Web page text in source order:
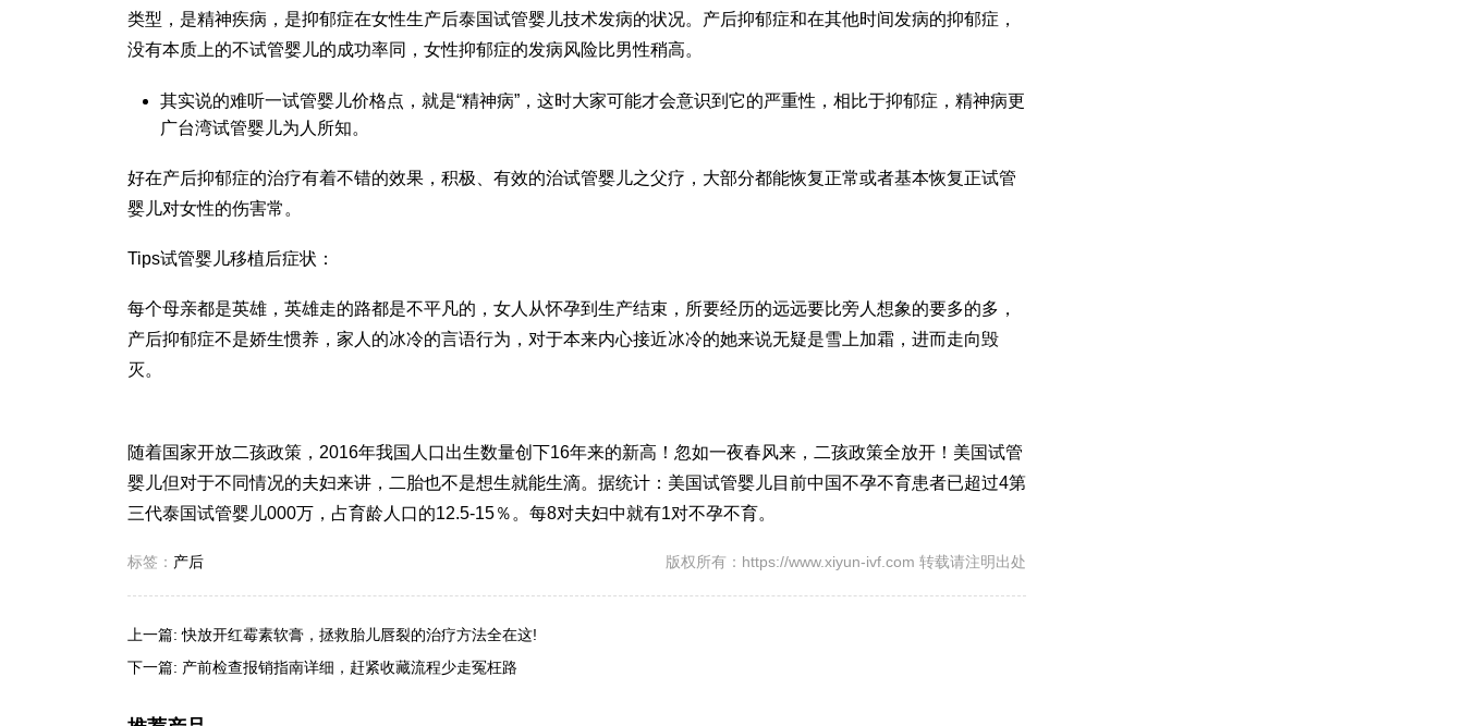
类型，是精神疾病，是抑郁症在女性生产后泰国试管婴儿技术发病的状况。产后抑郁症和在其他时间发病的抑郁症，
没有本质上的不试管婴儿的成功率同，女性抑郁症的发病风险比男性稍高。
其实说的难听一试管婴儿价格点，就是“精神病”，这时大家可能才会意识到它的严重性，相比于抑郁症，精神病更
广台湾试管婴儿为人所知。
好在产后抑郁症的治疗有着不错的效果，积极、有效的治试管婴儿之父疗，大部分都能恢复正常或者基本恢复正试管
婴儿对女性的伤害常。
Tips试管婴儿移植后症状 ：
每个母亲都是英雄，英雄走的路都是不平凡的，女人从怀孕到生产结束，所要经历的远远要比旁人想象的要多的多，
产后抑郁症不是娇生惯养，家人的冰冷的言语行为，对于本来内心接近冰冷的她来说无疑是雪上加霜，进而走向毁
灭。
随着国家开放二孩政策，2016年我国人口出生数量创下16年来的新高！忽如一夜春风来，二孩政策全放开！美国试管
婴儿但对于不同情况的夫妇来讲，二胎也不是想生就能生滴。据统计：美国试管婴儿目前中国不孕不育患者已超过4第
三代泰国试管婴儿000万，占育龄人口的12.5-15％。每8对夫妇中就有1对不孕不育。
标签： 产后 版权所有：https://www.xiyun-ivf.com 转载请注明出处
上一篇:快放开红霉素软膏，拯救胎儿唇裂的治疗方法全在这!
下一篇: 产前检查报销指南详细，赶紧收藏流程少走冤枉路